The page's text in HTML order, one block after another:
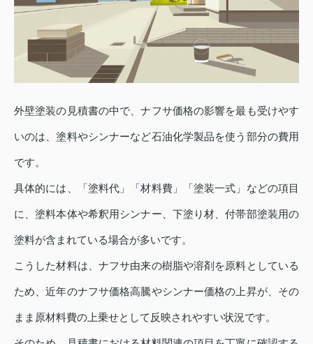
外壁塗装の見積書の中で、ナフサ価格の影響を最も受けやす
いのは、塗料やシンナーなど石油化学製品を使う部分の費用
です。
具体的には、「塗料代」「材料費」「塗装一式」などの項目
に、塗料本体や希釈用シンナー、下塗り材、付帯部塗装用の
塗料が含まれている場合が多いです。
こうした材料は、ナフサ由来の樹脂や溶剤を原料としている
ため、近年のナフサ価格高騰やシンナー価格の上昇が、その
まま原材料費の上乗せとして反映されやすい状況です。